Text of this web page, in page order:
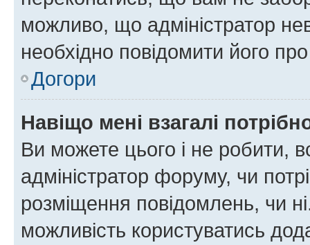
можливо, що адміністратор
необхідно повідомити його
Догори
Навіщо мені взагалі
Ви можете цього і не робити,
адміністратор форуму, чи
розміщення повідомлень, чи
можливість користуватись